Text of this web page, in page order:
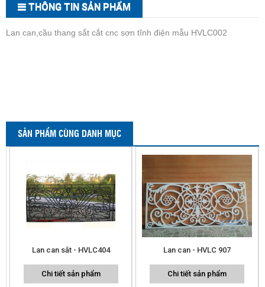
THÔNG TIN SẢN PHẨM
Lan can,cầu thang sắt cắt cnc sơn tĩnh điện mẫu HVLC002
SẢN PHẨM CÙNG DANH MỤC
Lan can sắt - HVLC404
Chi tiết sản phẩm
Lan can - HVLC 907
Chi tiết sản phẩm